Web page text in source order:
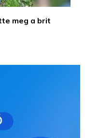
meg a brit